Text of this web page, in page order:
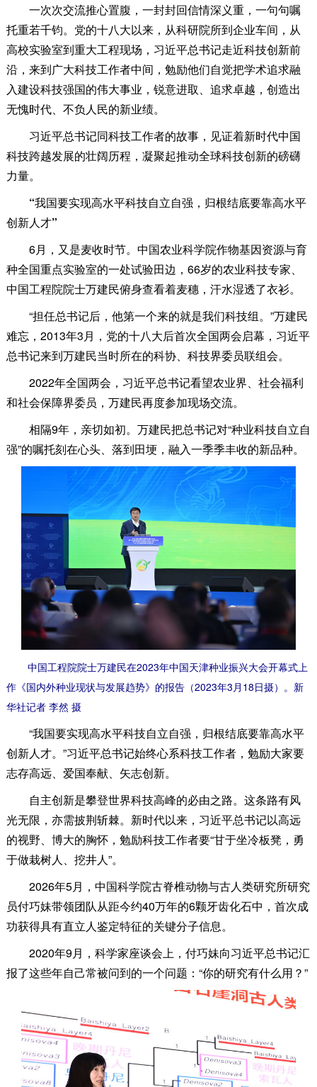
一次次交流推心置腹，一封封回信情深义重，一句句嘱
托重若千钧。党的十八大以来，从科研院所到企业车间，从
高校实验室到重大工程现场，习近平总书记走近科技创新前
沿，来到广大科技工作者中间，勉励他们自觉把学术追求融
入建设科技强国的伟大事业，锐意进取、追求卓越，创造出
无愧时代、不负人民的新业绩。
习近平总书记同科技工作者的故事，见证着新时代中国
科技跨越发展的壮阔历程，凝聚起推动全球科技创新的磅礴
力量。
“我国要实现高水平科技自立自强，归根结底要靠高水平
创新人才”
6月，又是麦收时节。中国农业科学院作物基因资源与育
种全国重点实验室的一处试验田边，66岁的农业科技专家、
中国工程院院士万建民俯身查看着麦穗，汗水湿透了衣衫。
“担任总书记后，他第一个来的就是我们科技组。”万建民
难忘，2013年3月，党的十八大后首次全国两会启幕，习近平
总书记来到万建民当时所在的科协、科技界委员联组会。
2022年全国两会，习近平总书记看望农业界、社会福利
和社会保障界委员，万建民再度参加现场交流。
相隔9年，亲切如初。万建民把总书记对“种业科技自立自
强”的嘱托刻在心头、落到田埂，融入一季季丰收的新品种。
中国工程院院士万建民在2023年中国天津种业振兴大会开幕式上
作《国内外种业现状与发展趋势》的报告（2023年3月18日摄）。新
华社记者 李然 摄
“我国要实现高水平科技自立自强，归根结底要靠高水平
创新人才。”习近平总书记始终心系科技工作者，勉励大家要
志存高远、爱国奉献、矢志创新。
自主创新是攀登世界科技高峰的必由之路。这条路有风
光无限，亦需披荆斩棘。新时代以来，习近平总书记以高远
的视野、博大的胸怀，勉励科技工作者要“甘于坐冷板凳，勇
于做栽树人、挖井人”。
2026年5月，中国科学院古脊椎动物与古人类研究所研究
员付巧妹带领团队从距今约40万年的6颗牙齿化石中，首次成
功获得具有直立人鉴定特征的关键分子信息。
2020年9月，科学家座谈会上，付巧妹向习近平总书记汇
报了这些年自己常被问到的一个问题：“你的研究有什么用？”